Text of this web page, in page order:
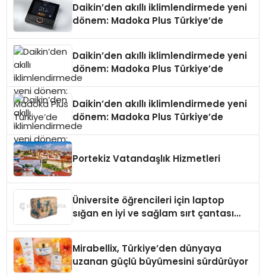
Daikin’den akıllı iklimlendirmede yeni
dönem: Madoka Plus Türkiye’de
Daikin’den akıllı iklimlendirmede yeni
dönem: Madoka Plus Türkiye’de
Daikin’den akıllı iklimlendirmede yeni
dönem: Madoka Plus Türkiye’de
Portekiz Vatandaşlık Hizmetleri
Üniversite öğrencileri için laptop
sığan en iyi ve sağlam sırt çantası
Mirabellix, Türkiye’den dünyaya
uzanan güçlü büyümesini sürdürüyor